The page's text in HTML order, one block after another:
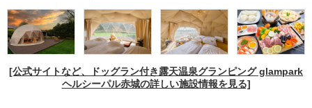
[公式サイトなど、ドッグラン付き露天温泉グランピング glampark
ヘルシーパル赤城の詳しい施設情報を見る]